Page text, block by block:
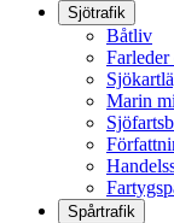
Sjötrafik
Båtliv
Farleder
Marin
Spårtrafik